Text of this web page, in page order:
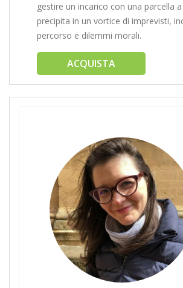
gestire un incarico con una parcella
precipita in un vortice di imprevisti,
percorso e dilemmi morali.
ACQUISTA